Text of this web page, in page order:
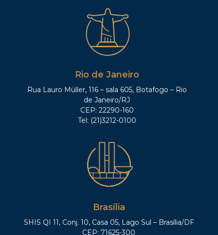
Rio de Janeiro
Rua Lauro Müller, 116 – sala 605, Botafogo – Rio
de Janeiro/RJ
CEP: 22290-160
Tel: (21)3212-0100
Brasília
SHIS QI 11, Conj. 10, Casa 05, Lago Sul – Brasília/DF
CEP: 71625-300